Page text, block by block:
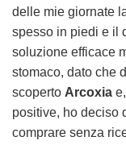
delle mie giornate
spesso in piedi e il
soluzione efficace
stomaco, dato che
scoperto Arcoxia
positive, ho deciso
comprare senza